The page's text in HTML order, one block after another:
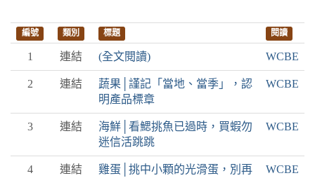
編號 類別 標題 閱讀
1 連結 (全文閱讀) WCBE
2 連結
蔬果│謹記「當地、當季」，認
明產品標章
WCBE
3 連結
海鮮│看鰓挑魚已過時，買蝦勿
迷信活跳跳
WCBE
4 連結
雞蛋│挑中小顆的光滑蛋，別再
WCBE